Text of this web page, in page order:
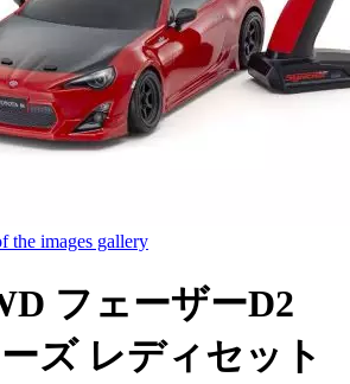
the images gallery
フェーザーD2
ズ レディセット